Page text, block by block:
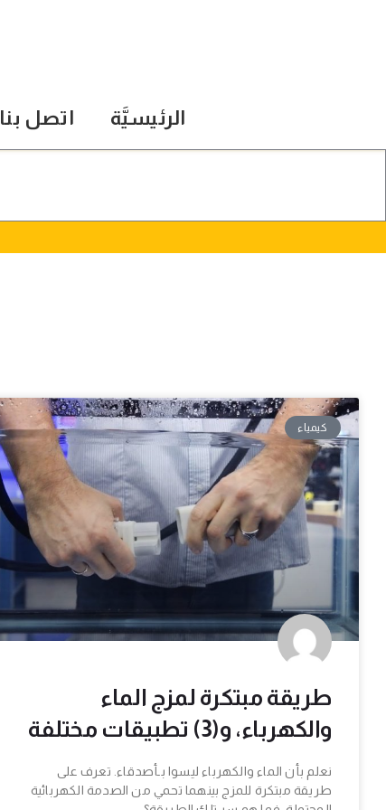
الرئيسيَّة اتصل بنا
كيمياء
طريقة مبتكرة لمزج الماء
والكهرباء، و(3) تطبيقات مختلفة
نعلم بأن الماء والكهرباء ليسوا بـأصدقاء. تعرف على
طريقة مبتكرة للمزج بينهما تحمي من الصدمة الكهربائية